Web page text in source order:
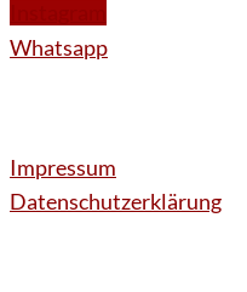
Whatsapp
Impressum
Datenschutzerklärung